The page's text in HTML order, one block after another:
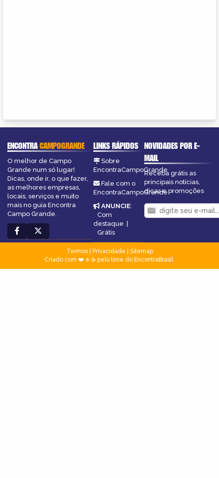
ENCONTRACAMPOGRANDE
O melhor de Campo
Grande num só lugar!
Dicas, onde ir, o que fazer,
as melhores empresas,
locais, serviços e muito
mais no guia Encontra
Campo Grande.
LINKS RÁPIDOS
Sobre
EncontraCampoGrande
Fale com o
EncontraCampoGrande
ANUNCIE:
Com
destaque |
Grátis
NOVIDADES POR E-
MAIL
Receba grátis as
principais notícias,
dicas e promoções
Termos| Privacidade
Sitemap
Criado com ❤️ e ☕ pelo time do EncontraBrasil